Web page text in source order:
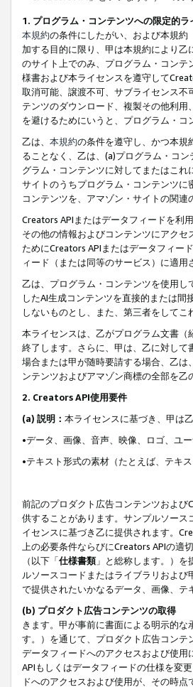
1. プログラム・コンテンツへの限定的ラ
本規約の条件にしたがい、および本規
加する目的に限り、甲は本規約により
のサイト上でのみ、プログラム・コン
様書および本ライセンスを遵守して
取消可能、譲渡不可、サブライセンス
テンツのダウンロード、複製その他利
を避けるためにいうと、プログラム・コ
乙は、 本規約の条件を遵守し、かつ本規
ることなく、乙は、(a)プログラム・コ
グラム・コンテンツに対してまたはこ
サイトのうちプログラム・コンテンツ
コンテンツを、アマゾン・サイトの関
Creators APIまたはデータフィードを利
その他の情報およびコンテンツにアク
ためにCreators APIまたはデータフィー
ィード（または同等のサービス）に適
乙は、プログラム・コンテンツを使用
したAI生成コンテンツを直接的または
しないものとし、また、第三者をしてこ
本ライセンスは、乙がプログラム文書
終了します。さらに、甲は、乙に対し
場合または甲が随時要請する場合、乙
ンテンツおよびアマゾン商標の全部を
2. Creators API使用要件
(a) 説明： 本ライセンスに基づき、甲は
•データ、画像、音声、映像、ロゴ、ユ
•テキスト形式の素材（たとえば、テキス
前記のプロダクト広告コンテンツおよ
供することがあります。サンプルソー
イセンスに基づき乙に提供されます。
上の必要条件ならびにCreators APIの
（以下「仕様書類」と総称します。）を
ルソースコードまたはライブラリおよ
で提供されたいかなるデータ、画像、
(b) プロダクト広告コンテンツの取得
きます。甲が事前に書面による明示的
す。）を通じて、プロダクト広告コン
データフィードへのアクセスおよび使
APIもしくはデータフィードの仕様を変
ドへのアクセスおよび使用が、その時